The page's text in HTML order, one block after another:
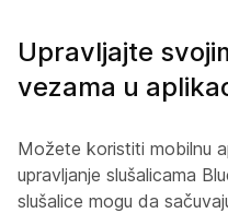
Upravljajte
vezama u
Možete koristiti mobilnu
upravljanje slušalicama
slušalice mogu da